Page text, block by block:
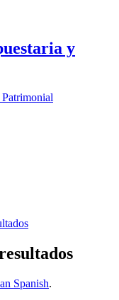
y
Spanish.